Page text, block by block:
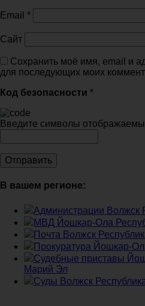
Email *
Сайт
Сохранить моё имя, email и
для последующих моих
Код безопасности *
Введите символы
В вашем регионе:
Администрации Волжск
МВД Йошкар-Ола
Почта Волжск
Прокуратура Йошкар-
Судебные приставы
Марий Эл
Суды Волжск